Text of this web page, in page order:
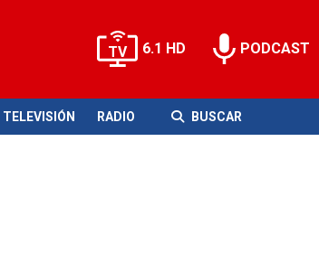
6.1 HD PODCAST
TELEVISIÓN RADIO BUSCAR